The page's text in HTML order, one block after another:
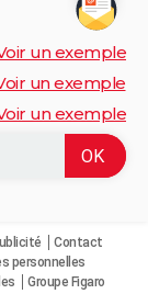
un exemple
un exemple
un exemple
Contact
personnelles
Groupe Figaro